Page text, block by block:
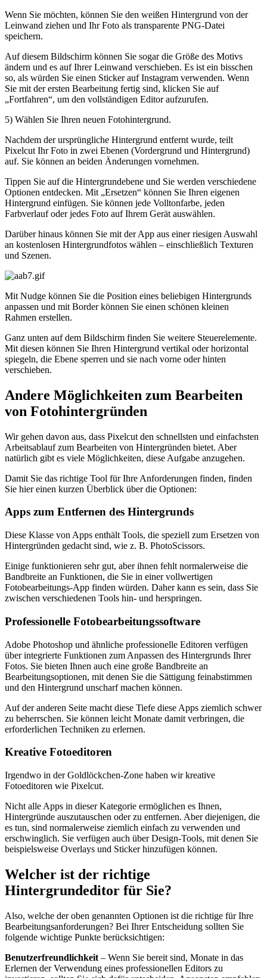
Wenn Sie möchten, können Sie den weißen Hintergrund von der
Leinwand ziehen und Ihr Foto als transparente PNG-Datei
speichern.
Auf diesem Bildschirm können Sie sogar die Größe des Motivs
ändern und es auf Ihrer Leinwand verschieben. Es ist ein bisschen
so, als würden Sie einen Sticker auf Instagram verwenden. Wenn
Sie mit der ersten Bearbeitung fertig sind, klicken Sie auf
„Fortfahren“, um den vollständigen Editor aufzurufen.
5) Wählen Sie Ihren neuen Fotohintergrund.
Nachdem der ursprüngliche Hintergrund entfernt wurde, teilt
Pixelcut Ihr Foto in zwei Ebenen (Vordergrund und Hintergrund)
auf. Sie können an beiden Änderungen vornehmen.
Tippen Sie auf die Hintergrundebene und Sie werden verschiedene
Optionen entdecken. Mit „Ersetzen“ können Sie Ihren eigenen
Hintergrund einfügen. Sie können jede Volltonfarbe, jeden
Farbverlauf oder jedes Foto auf Ihrem Gerät auswählen.
Darüber hinaus können Sie mit der App aus einer riesigen Auswahl
an kostenlosen Hintergrundfotos wählen – einschließlich Texturen
und Szenen.
Mit Nudge können Sie die Position eines beliebigen Hintergrunds
anpassen und mit Border können Sie einen schönen kleinen
Rahmen erstellen.
Ganz unten auf dem Bildschirm finden Sie weitere Steuerelemente.
Mit diesen können Sie Ihren Hintergrund vertikal oder horizontal
spiegeln, die Ebene sperren und sie nach vorne oder hinten
verschieben.
Andere Möglichkeiten zum Bearbeiten
von Fotohintergründen
Wir gehen davon aus, dass Pixelcut den schnellsten und einfachsten
Arbeitsablauf zum Bearbeiten von Hintergründen bietet. Aber
natürlich gibt es viele Möglichkeiten, diese Aufgabe anzugehen.
Damit Sie das richtige Tool für Ihre Anforderungen finden, finden
Sie hier einen kurzen Überblick über die Optionen:
Apps zum Entfernen des Hintergrunds
Diese Klasse von Apps enthält Tools, die speziell zum Ersetzen von
Hintergründen gedacht sind, wie z. B. PhotoScissors.
Einige funktionieren sehr gut, aber ihnen fehlt normalerweise die
Bandbreite an Funktionen, die Sie in einer vollwertigen
Fotobearbeitungs-App finden würden. Daher kann es sein, dass Sie
zwischen verschiedenen Tools hin- und herspringen.
Professionelle Fotobearbeitungssoftware
Adobe Photoshop und ähnliche professionelle Editoren verfügen
über integrierte Funktionen zum Anpassen des Hintergrunds Ihrer
Fotos. Sie bieten Ihnen auch eine große Bandbreite an
Bearbeitungsoptionen, mit denen Sie die Sättigung feinabstimmen
und den Hintergrund unscharf machen können.
Auf der anderen Seite macht diese Tiefe diese Apps ziemlich schwer
zu beherrschen. Sie können leicht Monate damit verbringen, die
erforderlichen Techniken zu erlernen.
Kreative Fotoeditoren
Irgendwo in der Goldlöckchen-Zone haben wir kreative
Fotoeditoren wie Pixelcut.
Nicht alle Apps in dieser Kategorie ermöglichen es Ihnen,
Hintergründe auszutauschen oder zu entfernen. Aber diejenigen, die
es tun, sind normalerweise ziemlich einfach zu verwenden und
erschwinglich. Sie verfügen auch über Design-Tools, mit denen Sie
beispielsweise Overlays und Sticker hinzufügen können.
Welcher ist der richtige
Hintergrundeditor für Sie?
Also, welche der oben genannten Optionen ist die richtige für Ihre
Bearbeitungsanforderungen? Bei Ihrer Entscheidung sollten Sie
folgende wichtige Punkte berücksichtigen:
Benutzerfreundlichkeit – Wenn Sie bereit sind, Monate in das
Erlernen der Verwendung eines professionellen Editors zu